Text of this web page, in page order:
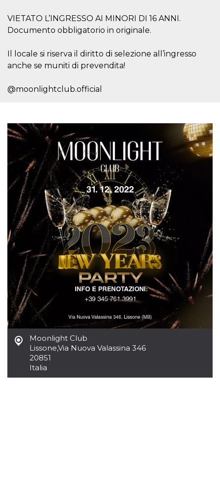
Moonlight Club
Lissone,Via Nuova Valassina 346
20851
Italia
VIETATO L’INGRESSO AI MINORI DI 16 ANNI.
Documento obbligatorio in originale.
Il locale si riserva il diritto di selezione all’ingresso
anche se muniti di prevendita!
@moonlightclub.official